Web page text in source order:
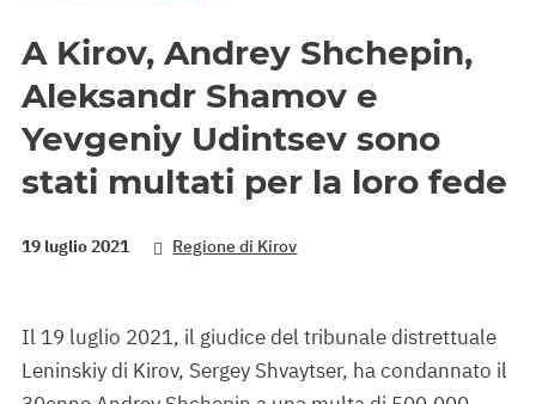
A Kirov, Andrey Shchepin,
Aleksandr Shamov e
Yevgeniy Udintsev sono
stati multati per la loro fede
19 luglio 2021 Regione di Kirov
Il 19 luglio 2021, il giudice del tribunale distrettuale
Leninskiy di Kirov, Sergey Shvaytser, ha condannato il